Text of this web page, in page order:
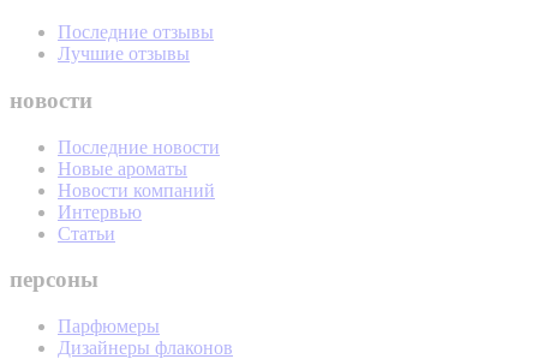
Последние отзывы
Лучшие отзывы
новости
Последние новости
Новые ароматы
Новости компаний
Интервью
Статьи
персоны
Парфюмеры
Дизайнеры флаконов